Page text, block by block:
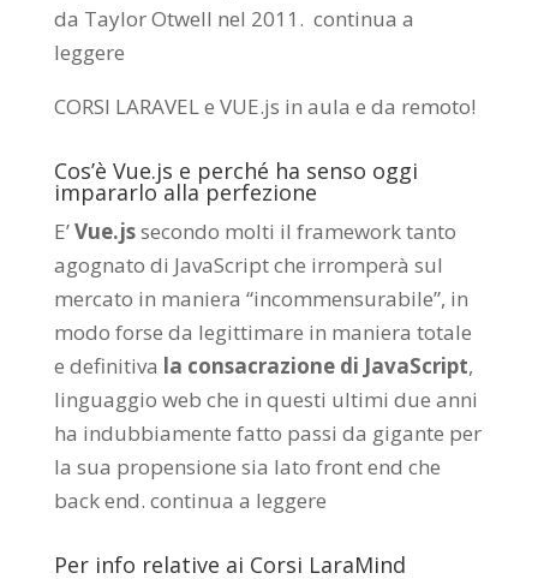
da Taylor Otwell nel 2011. continua a
leggere
CORSI LARAVEL e VUE.js in aula e da remoto!
Cos’è Vue.js e perché ha senso oggi
impararlo alla perfezione
E’Vue.jssecondo molti il framework tanto
agognato di JavaScript che irromperà sul
mercato in maniera “incommensurabile”, in
modo forse da legittimare in maniera totale
e definitiva la consacrazione di JavaScript,
linguaggio web che in questi ultimi due anni
ha indubbiamente fatto passi da gigante per
la sua propensione sia lato front end che
back end. continua a leggere
Per info relative ai Corsi LaraMind